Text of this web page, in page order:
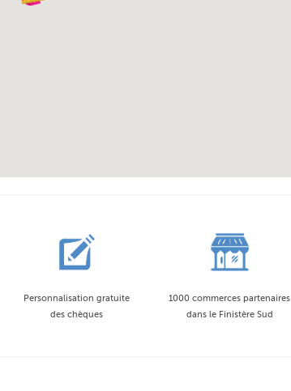
Personnalisation gratuite
des chèques
1000 commerces partenaires
dans le Finistère Sud